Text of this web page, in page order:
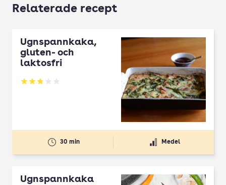
Relaterade recept
Ugnspannkaka,
gluten- och
laktosfri
Betyg: 2.8 av 5
30 min Medel
Ugnspannkaka